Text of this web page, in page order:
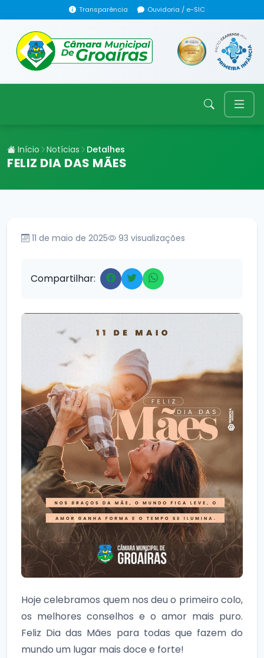
Transparência Ouvidoria / e-SIC
Início Notícias Detalhes
FELIZ DIA DAS MÃES
11 de maio de 2025 93 visualizações
Compartilhar:
Hoje celebramos quem nos deu o primeiro colo,
os melhores conselhos e o amor mais puro.
Feliz Dia das Mães para todas que fazem do
mundo um lugar mais doce e forte!